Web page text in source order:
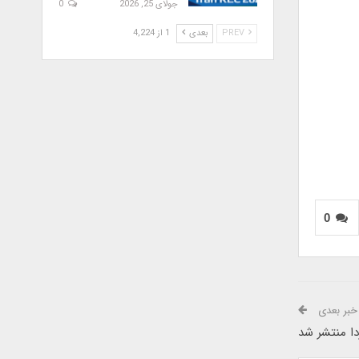
0
خبر بعدی
جولای 25, 2026
بعدی 1 از 4,224